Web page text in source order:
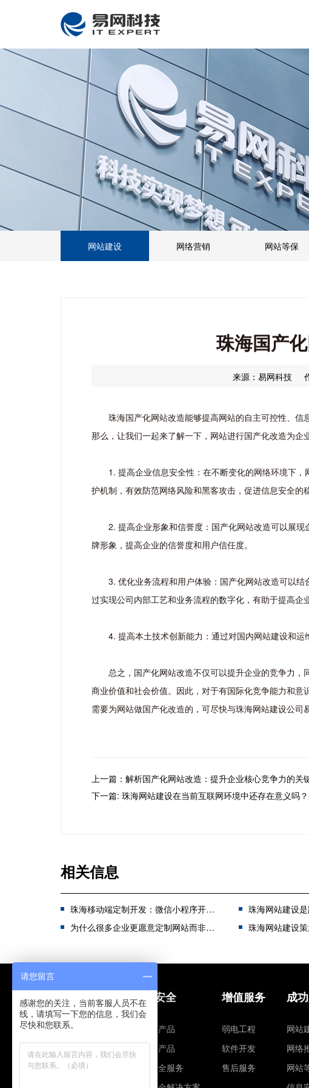
网站建设 网络营销 网站等保
珠海国产
来源：易网科技
珠海国产化网站改造能够提高网站的自主可控性、信
那么，让我们一起来了解一下，网站进行国产化改造为企
1. 提高企业信息安全性：在不断变化的网络环境下
护机制，有效防范网络风险和黑客攻击，促进信息安全的
2. 提高企业形象和信誉度：国产化网站改造可以展
牌形象，提高企业的信誉度和用户信任度。
3. 优化业务流程和用户体验：国产化网站改造可以
过实现公司内部工艺和业务流程的数字化，有助于提高企
4. 提高本土技术创新能力：通过对国内网站建设和
总之，国产化网站改造不仅可以提升企业的竞争力
商业价值和社会价值。因此，对于有国际化竞争能力和
需要为网站做国产化改造的，可尽快与珠海网站建设公司
上一篇：解析国产化网站改造：提升企业核心竞争力的关
下一篇: 珠海网站建设在当前互联网环境中还存在意义吗
相关信息
珠海移动端定制开发：微信小程序开发和APP开发该如何选择？ 珠海网站建设是跨越时
为什么很多企业更愿意定制网站而非使用模板网站？
珠海网站建设策划
网站建设
建站营销
网站安全
网站解决方案
信息安全
智安全产品
云安全产品
信息安全服务
增值服务
弱电工程
软件开发
售后服务
成
网站
网络
网站
请您留言
感谢您的关注，当前客服人员不在
线，请填写一下您的信息，我们会
尽快和您联系。